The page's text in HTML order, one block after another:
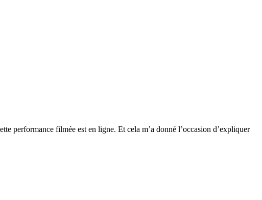
filmée est en ligne. Et cela m’a donné l’occasion d’expliquer